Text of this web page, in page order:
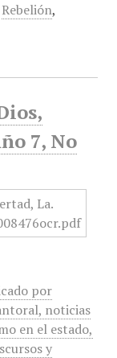
Rebelión,
7, No
por
noticias
en el estado,
y